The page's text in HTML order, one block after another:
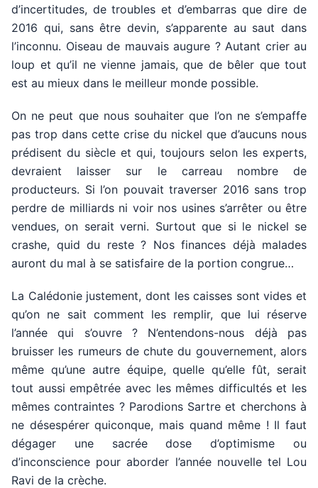
d’incertitudes, de troubles et d’embarras que dire de
2016 qui, sans être devin, s’apparente au saut dans
l’inconnu. Oiseau de mauvais augure ? Autant crier au
loup et qu’il ne vienne jamais, que de bêler que tout
est au mieux dans le meilleur monde possible.
On ne peut que nous souhaiter que l’on ne s’empaffe
pas trop dans cette crise du nickel que d’aucuns nous
prédisent du siècle et qui, toujours selon les experts,
devraient laisser sur le carreau nombre de
producteurs. Si l’on pouvait traverser 2016 sans trop
perdre de milliards ni voir nos usines s’arrêter ou être
vendues, on serait verni. Surtout que si le nickel se
crashe, quid du reste ? Nos finances déjà malades
auront du mal à se satisfaire de la portion congrue…
La Calédonie justement, dont les caisses sont vides et
qu’on ne sait comment les remplir, que lui réserve
l’année qui s’ouvre ? N’entendons-nous déjà pas
bruisser les rumeurs de chute du gouvernement, alors
même qu’une autre équipe, quelle qu’elle fût, serait
tout aussi empêtrée avec les mêmes difficultés et les
mêmes contraintes ? Parodions Sartre et cherchons à
ne désespérer quiconque, mais quand même ! Il faut
dégager une sacrée dose d’optimisme ou
d’inconscience pour aborder l’année nouvelle tel Lou
Ravi de la crèche.